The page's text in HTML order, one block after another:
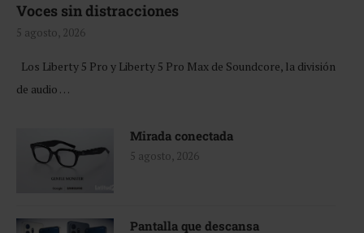
Voces sin distracciones
5 agosto, 2026
Los Liberty 5 Pro y Liberty 5 Pro Max de Soundcore, la división
de audio …
Mirada conectada
5 agosto, 2026
Pantalla que descansa